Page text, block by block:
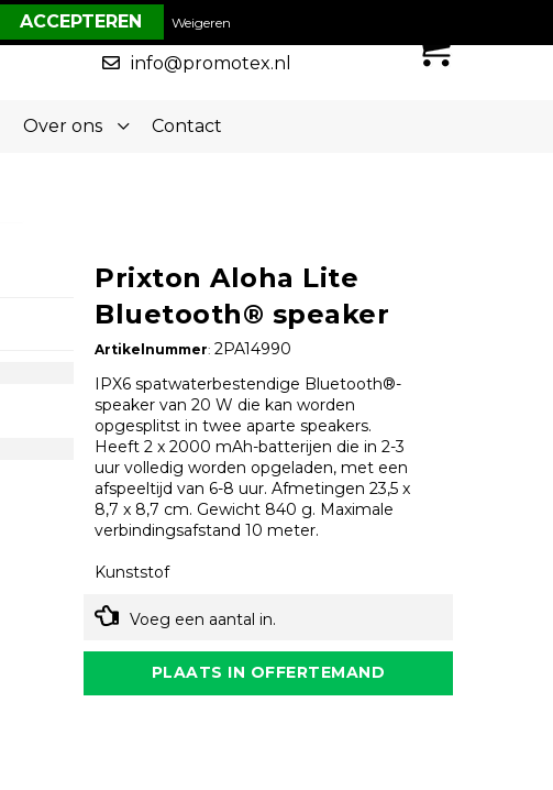
050-5773636
info@promotex.nl
Over ons Contact
Prixton Aloha Lite
Bluetooth® speaker
Artikelnummer: 2PA14990
IPX6 spatwaterbestendige Bluetooth®-
speaker van 20 W die kan worden
opgesplitst in twee aparte speakers.
Heeft 2 x 2000 mAh-batterijen die in 2-3
uur volledig worden opgeladen, met een
afspeeltijd van 6-8 uur. Afmetingen 23,5 x
8,7 x 8,7 cm. Gewicht 840 g. Maximale
verbindingsafstand 10 meter.
Kunststof
Voeg een aantal in.
PLAATS IN OFFERTEMAND
Weigeren